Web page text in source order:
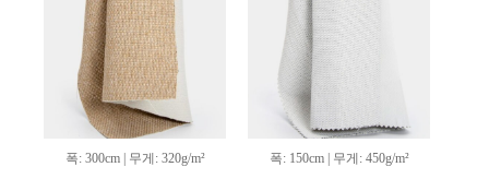
폭: 300cm | 무게: 320g/m² 폭: 150cm | 무게: 450g/m²